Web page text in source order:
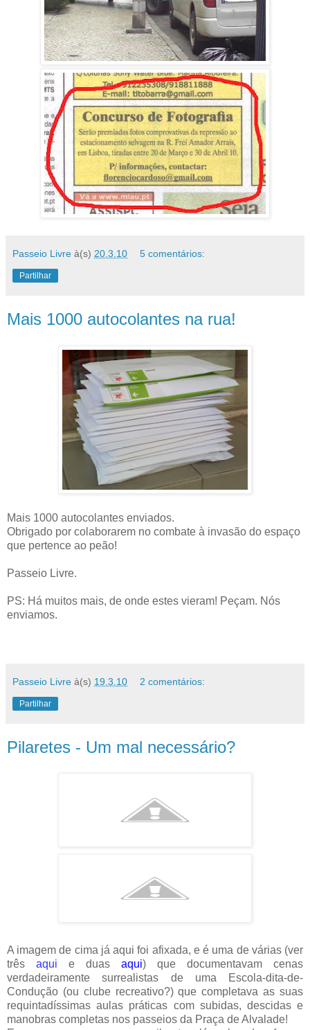
Passeio Livre à(s) 20.3.10 5 comentários:
Partilhar
Mais 1000 autocolantes na rua!
Mais 1000 autocolantes enviados.
Obrigado por colaborarem no combate à invasão do espaço
que pertence ao peão!
Passeio Livre.
PS: Há muitos mais, de onde estes vieram! Peçam. Nós
enviamos.
Passeio Livre à(s) 19.3.10 2 comentários:
Partilhar
Pilaretes - Um mal necessário?
A imagem de cima já aqui foi afixada, e é uma de várias (ver
três aqui e duas aqui) que documentavam cenas
verdadeiramente surrealistas de uma Escola-dita-de-
Condução (ou clube recreativo?) que completava as suas
requintadíssimas aulas práticas com subidas, descidas e
manobras completas nos passeios da Praça de Alvalade!